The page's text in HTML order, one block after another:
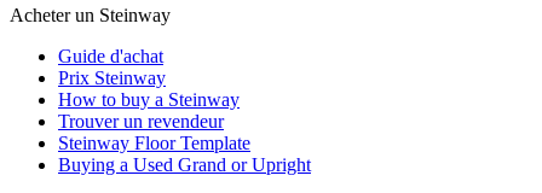
Acheter un Steinway
Guide d'achat
Prix Steinway
How to buy a Steinway
Trouver un revendeur
Steinway Floor Template
Buying a Used Grand or Upright